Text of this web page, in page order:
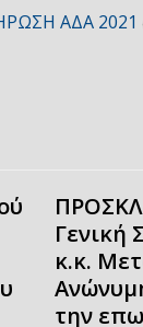
ΑΔΑ 2021
Γενική
κ.κ.
την